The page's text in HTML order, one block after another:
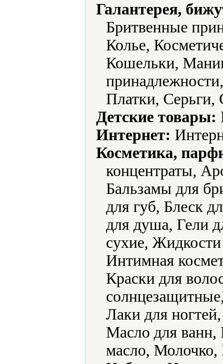
Галантерея,
Бритвенные
Колье,
Кошельки,
Платки,
Детские товары:
Интернет:
Косметика,
концентраты,
Бальзамы для
для губ, Блеск
для душа, Гели
сухие, Жидкости
Интимная
Краски для
Лаки для
Масло для ванн,
масло,